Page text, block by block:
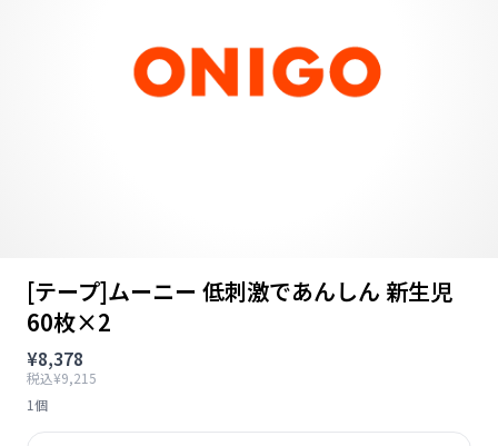
[テープ]ムーニー 低刺激であんしん 新生児
60枚×2
¥8,378
税込¥9,215
1個